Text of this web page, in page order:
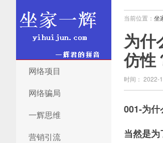
网络项目
网络骗局
一辉思维
营销引流
当前位置： 坐
为什
仿性
时间： 2022-
001-为什
当然是